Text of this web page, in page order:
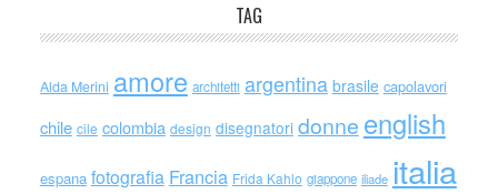
TAG
Alda Merini amore architetti argentina brasile capolavori
chile cile colombia design disegnatori donne english
espana fotografia Francia Frida Kahlo giappone iliade italia